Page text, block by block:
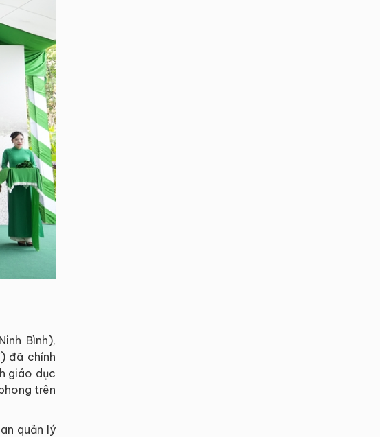
Bình),
đã chính
giáo dục
trên
quản lý